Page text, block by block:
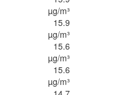
µg/m³
15.9
µg/m³
15.6
µg/m³
15.6
µg/m³